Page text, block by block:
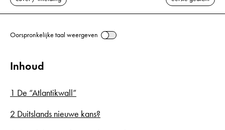
Oorspronkelijke taal weergeven
Inhoud
1 De “Atlantikwall”
2 Duitslands nieuwe kans?